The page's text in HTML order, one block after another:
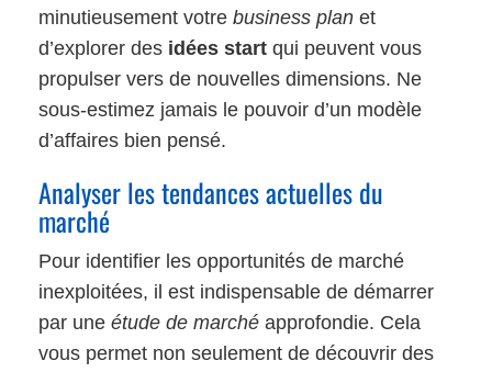
minutieusement votre business plan et
d’explorer des idées start qui peuvent vous
propulser vers de nouvelles dimensions. Ne
sous-estimez jamais le pouvoir d’un modèle
d’affaires bien pensé.
Analyser les tendances actuelles du
marché
Pour identifier les opportunités de marché
inexploitées, il est indispensable de démarrer
par une étude de marché approfondie. Cela
vous permet non seulement de découvrir des